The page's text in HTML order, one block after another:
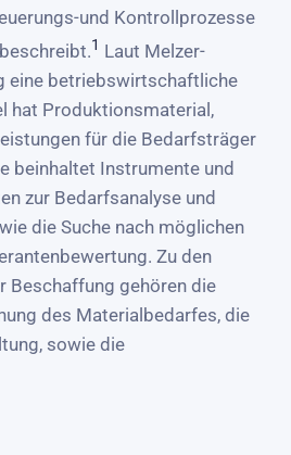
und Kontrollprozesse
1 Laut Melzer-
eine betriebswirtschaftliche
hat Produktionsmaterial,
für die Bedarfsträger
beinhaltet Instrumente und
zur Bedarfsanalyse und
die Suche nach möglichen
Zu den
Beschaffung gehören die
des Materialbedarfes, die
sowie die